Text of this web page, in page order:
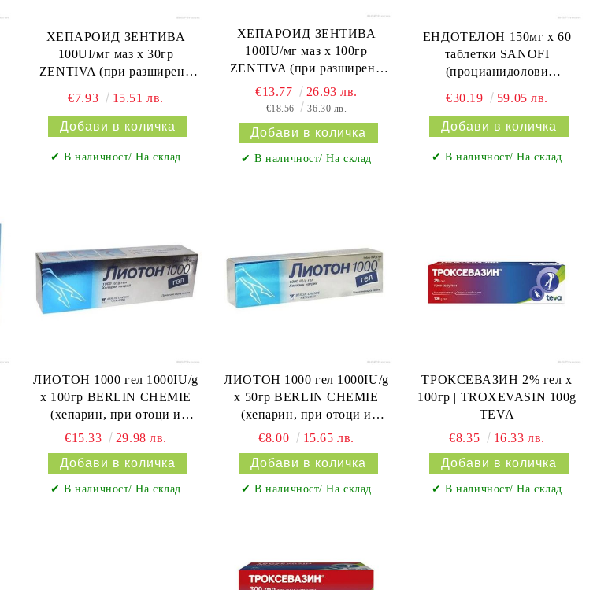
ХЕПАРОИД ЗЕНТИВА
100UI/мг маз х 30гр
ZENTIVA (при разширени
€7.93 15.51 лв.
✔ В наличност/ На склад
ХЕПАРОИД ЗЕНТИВА
100IU/мг маз х 100гр
ZENTIVA (при разширени
вени и отоци)
€13.77 26.93 лв.
€18.56 36.30 лв.
✔ В наличност/ На склад
ЕНДОТЕЛОН 150мг х 60
таблетки SANOFI
(процианидолови
капиляри)
€30.19 59.05 лв.
✔ В наличност/ На склад
ЛИОТОН 1000 гел 1000IU/g
х 100гр BERLIN CHEMIE
(хепарин, при отоци и
разширени вени)
€15.33 29.98 лв.
✔ В наличност/ На склад
ЛИОТОН 1000 гел 1000IU/g
х 50гр BERLIN CHEMIE
(хепарин, при отоци и
разширени вени)
€8.00 15.65 лв.
✔ В наличност/ На склад
ТРОКСЕВАЗИН 2% гел х
100гр | TROXEVASIN 100g
TEVA
€8.35
16.33 лв.
✔ В наличност/ На склад